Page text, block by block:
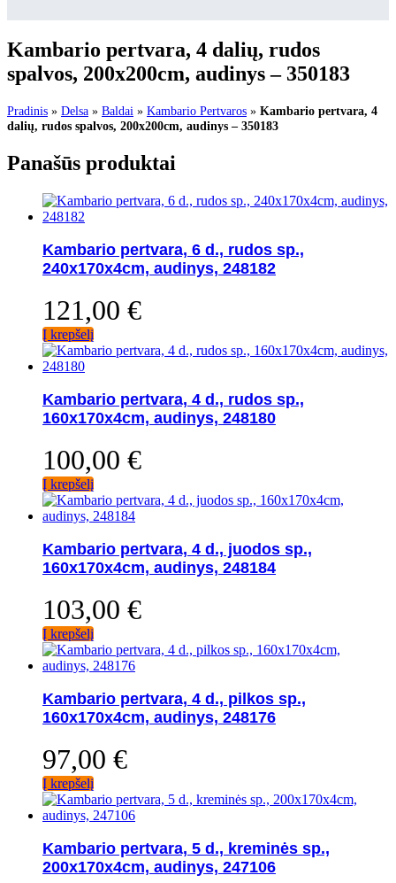
Kambario pertvara, 4 dalių, rudos
spalvos, 200x200cm, audinys – 350183
Pradinis » Delsa » Baldai » Kambario Pertvaros » Kambario pertvara, 4
dalių, rudos spalvos, 200x200cm, audinys – 350183
Panašūs produktai
Kambario pertvara, 6 d., rudos sp.,
240x170x4cm, audinys, 248182
121,00 €
Į krepšelį
Kambario pertvara, 4 d., rudos sp.,
160x170x4cm, audinys, 248180
100,00 €
Į krepšelį
Kambario pertvara, 4 d., juodos sp.,
160x170x4cm, audinys, 248184
103,00 €
Į krepšelį
Kambario pertvara, 4 d., pilkos sp.,
160x170x4cm, audinys, 248176
97,00 €
Į krepšelį
Kambario pertvara, 5 d., kreminės sp.,
200x170x4cm, audinys, 247106